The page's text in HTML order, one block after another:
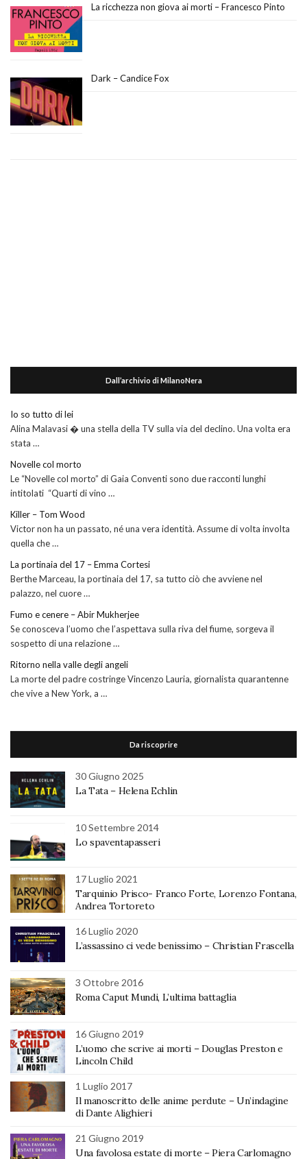
La ricchezza non giova ai morti – Francesco Pinto
Dark – Candice Fox
Dall’archivio di MilanoNera
Io so tutto di lei
Alina Malavasi � una stella della TV sulla via del declino. Una volta era
stata …
Novelle col morto
Le “Novelle col morto” di Gaia Conventi sono due racconti lunghi
intitolati “Quarti di vino …
Killer – Tom Wood
Victor non ha un passato, né una vera identità. Assume di volta involta
quella che …
La portinaia del 17 – Emma Cortesi
Berthe Marceau, la portinaia del 17, sa tutto ciò che avviene nel
palazzo, nel cuore …
Fumo e cenere – Abir Mukherjee
Se conosceva l’uomo che l’aspettava sulla riva del fiume, sorgeva il
sospetto di una relazione …
Ritorno nella valle degli angeli
La morte del padre costringe Vincenzo Lauria, giornalista quarantenne
che vive a New York, a …
Da riscoprire
30 Giugno 2025
La Tata – Helena Echlin
10 Settembre 2014
Lo spaventapasseri
17 Luglio 2021
Tarquinio Prisco- Franco Forte, Lorenzo Fontana,
Andrea Tortoreto
16 Luglio 2020
L’assassino ci vede benissimo – Christian Frascella
3 Ottobre 2016
Roma Caput Mundi, L’ultima battaglia
16 Giugno 2019
L’uomo che scrive ai morti – Douglas Preston e
Lincoln Child
1 Luglio 2017
Il manoscritto delle anime perdute – Un’indagine
di Dante Alighieri
21 Giugno 2019
Una favolosa estate di morte – Piera Carlomagno